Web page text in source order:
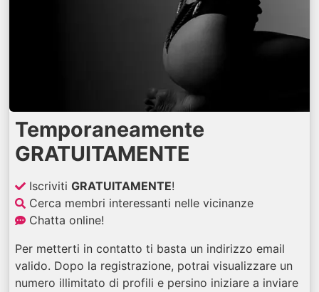
Temporaneamente
GRATUITAMENTE
Iscriviti GRATUITAMENTE!
Cerca membri interessanti nelle vicinanze
Chatta online!
Per metterti in contatto ti basta un indirizzo email
valido. Dopo la registrazione, potrai visualizzare un
numero illimitato di profili e persino iniziare a inviare